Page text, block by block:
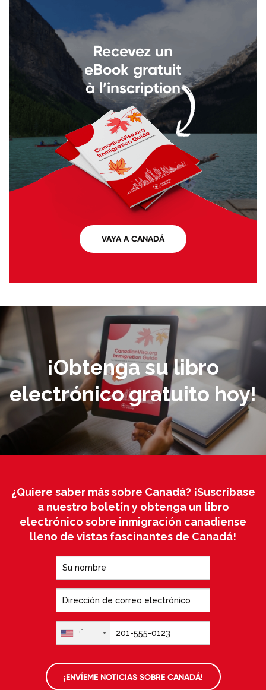
Recevez un
eBook gratuit
à l’inscription
VAYA A CANADÁ
¡Obtenga su libro
electrónico gratuito hoy!
¿Quiere saber más sobre Canadá? ¡Suscríbase
a nuestro boletín y obtenga un libro
electrónico sobre inmigración canadiense
lleno de vistas fascinantes de Canadá!
+1
¡ENVÍEME NOTICIAS SOBRE CANADÁ!
Llámenos al +1 604 449 1200